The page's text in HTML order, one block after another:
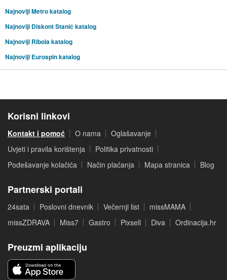
Najnoviji Metro katalog
Najnoviji Diskont Stanić katalog
Najnoviji Ribola katalog
Najnoviji Eurospin katalog
Korisni linkovi
Kontakt i pomoć O nama
Oglašavanje
Uvjeti i pravila korištenja
Politika privatnosti
Podešavanje kolačića
Način plaćanja Mapa stranica Blog
Partnerski portali
24sata Poslovni dnevnik Večernji list
missMAMA
missZDRAVA
Miss7 Gastro Pixsell Diva Ordinacija.hr
Preuzmi aplikaciju